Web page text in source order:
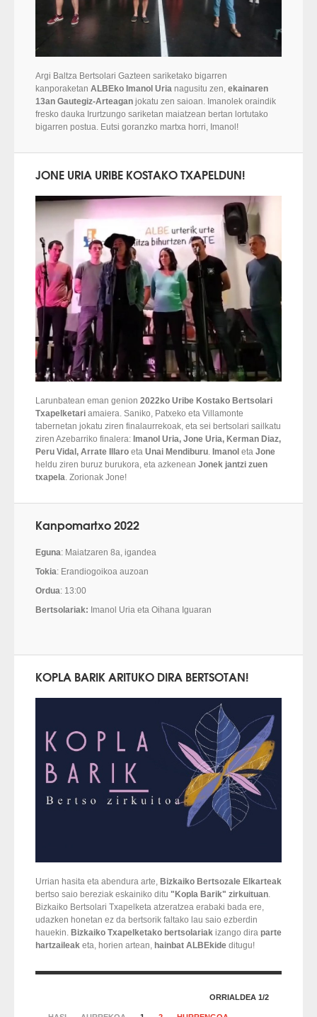
Argi Baltza Bertsolari Gazteen sariketako bigarren
kanporaketan ALBEko Imanol Uria nagusitu zen, ekainaren
13an Gautegiz-Arteagan jokatu zen saioan. Imanolek oraindik
fresko dauka Irurtzungo sariketan maiatzean bertan lortutako
bigarren postua. Eutsi goranzko martxa horri, Imanol!
JONE URIA URIBE KOSTAKO TXAPELDUN!
Larunbatean eman genion 2022ko Uribe Kostako Bertsolari
Txapelketari amaiera. Saniko, Patxeko eta Villamonte
tabernetan jokatu ziren finalaurrekoak, eta sei bertsolari sailkatu
ziren Azebarriko finalera: Imanol Uria, Jone Uria, Kerman Diaz,
Peru Vidal, Arrate Illaro eta Unai Mendiburu. Imanol eta Jone
heldu ziren buruz burukora, eta azkenean Jonek jantzi zuen
txapela. Zorionak Jone!
Kanpomartxo 2022
Eguna: Maiatzaren 8a, igandea
Tokia: Erandiogoikoa auzoan
Ordua: 13:00
Bertsolariak: Imanol Uria eta Oihana Iguaran
KOPLA BARIK ARITUKO DIRA BERTSOTAN!
Urrian hasita eta abendura arte, Bizkaiko Bertsozale Elkarteak
bertso saio bereziak eskainiko ditu "Kopla Barik" zirkuituan
Bizkaiko Bertsolari Txapelketa atzeratzea erabaki bada ere,
udazken honetan ez da bertsorik faltako lau saio ezberdin
hauekin. Bizkaiko Txapelketako bertsolariak izango dira parte
hartzaileak eta, horien artean, hainbat ALBEkide ditugu!
ORRIALDEA 1/2